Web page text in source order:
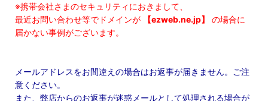
※携帯会社さまのセキュリティにおきまして、
最近お問い合わせ等でドメインが
【ezweb.ne.jp】
の場合に
届かない事例がございます。
メールアドレスをお間違えの場合はお返事が届きません。ご注
意ください。
また、弊店からのお返事が迷惑メールとして処理される場合が